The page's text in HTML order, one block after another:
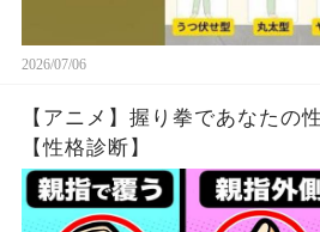
2026/07/06
【アニメ】握り拳であなたの
【性格診断】